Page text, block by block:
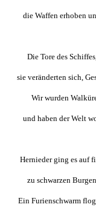
die Waffen erhoben
Die Tore des
sie veränderten sich,
Wir wurden
und haben der Welt
Hernieder ging es auf
zu schwarzen
Ein Furienschwarm